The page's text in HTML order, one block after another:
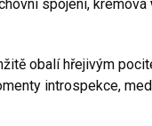
spojení, krémová
obalí hřejivým
introspekce,